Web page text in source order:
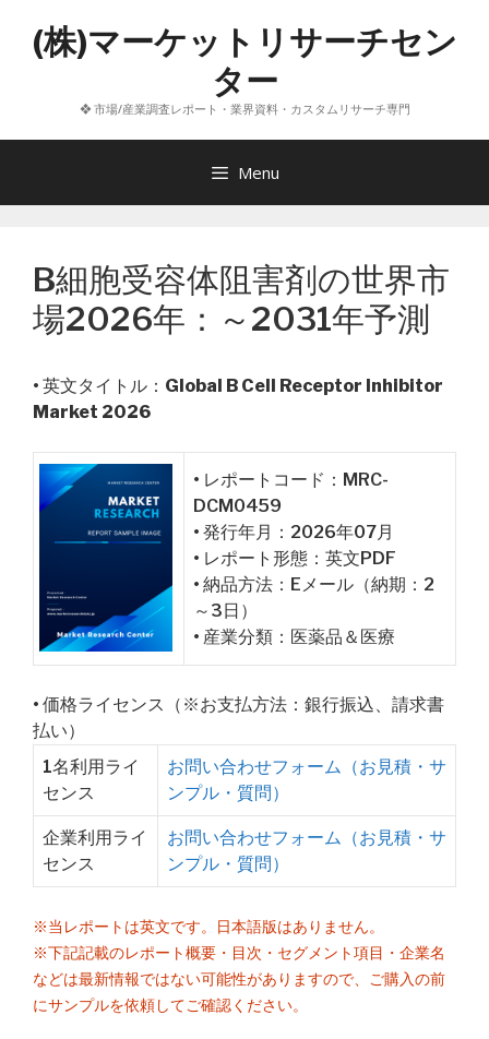
へ
(株)マーケットリサーチセン
ター
❖ 市場/産業調査レポート・業界資料・カスタムリサーチ専門
Menu
B細胞受容体阻害剤の世界市
場2026年：～2031年予測
• 英文タイトル： Global B Cell Receptor Inhibitor
Market 2026
• レポートコード：MRC-
DCM0459
• 発行年月：2026年07月
• レポート形態：英文PDF
• 納品方法：Eメール（納期：2
～3日）
• 産業分類：医薬品＆医療
• 価格ライセンス（※お支払方法：銀行振込、請求書
払い）
1名利用ライ
センス
お問い合わせフォーム（お見積・サ
ンプル・質問）
企業利用ライ
センス
お問い合わせフォーム（お見積・サ
ンプル・質問）
※当レポートは英文です。日本語版はありません。
※下記記載のレポート概要・目次・セグメント項目・企業名
などは最新情報ではない可能性がありますので、ご購入の前
にサンプルを依頼してご確認ください。